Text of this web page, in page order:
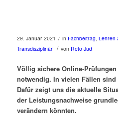
29. Januar 2021 / in Fachbeitrag, Lehren
Transdisziplinär / von Reto Jud
Völlig sichere Online-
notwendig. In vielen Fällen
Dafür zeigt uns die aktuelle
der Leistungsnachweise
verändern könnten.